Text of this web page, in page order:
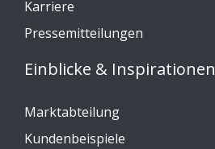
Karriere
Pressemitteilungen
Einblicke & Inspirationen
Marktabteilung
Kundenbeispiele